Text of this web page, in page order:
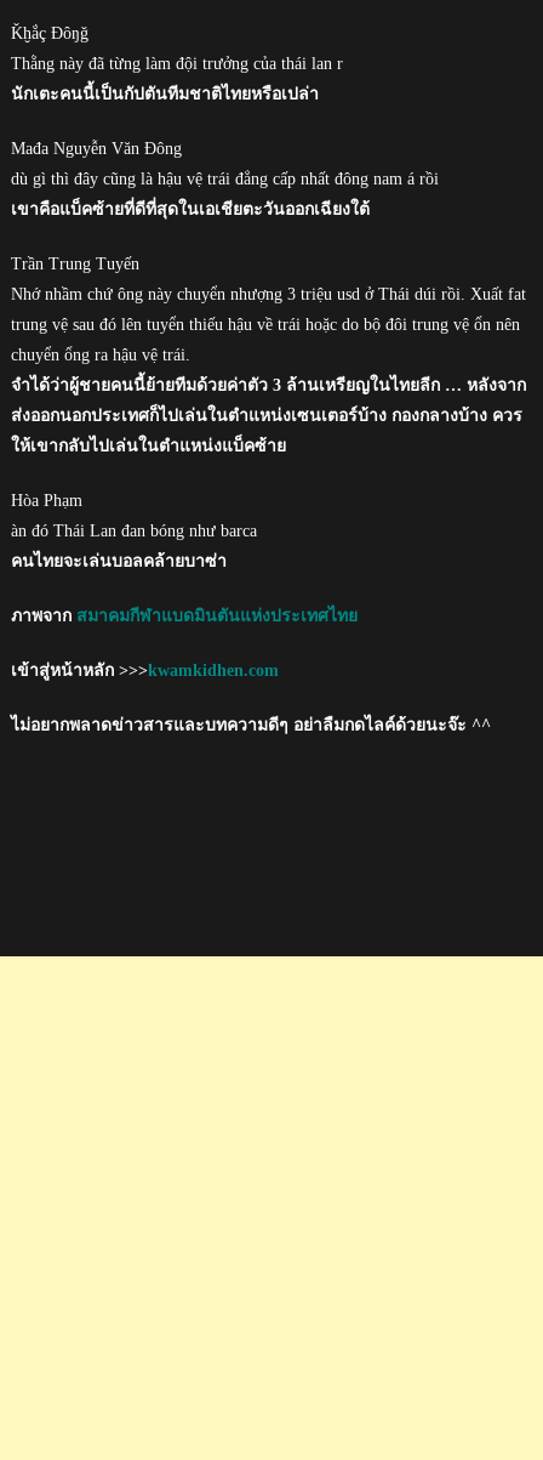
Ǩḫắç Ðȏŋǧ
Thằng này đã từng làm đội trưởng của thái lan r
นักเตะคนนี้เป็นกัปตันทีมชาติไทยหรือเปล่า
Mađa Nguyễn Văn Đông
dù gì thì đây cũng là hậu vệ trái đẳng cấp nhất đông nam á rồi
เขาคือแบ็คซ้ายที่ดีที่สุดในเอเชียตะวันออกเฉียงใต้
Trần Trung Tuyến
Nhớ nhầm chứ ông này chuyển nhượng 3 triệu usd ở Thái dúi rồi. Xuất fat
trung vệ sau đó lên tuyển thiếu hậu về trái hoặc do bộ đôi trung vệ ổn nên
chuyển ổng ra hậu vệ trái.
จำได้ว่าผู้ชายคนนี้ย้ายทีมด้วยค่าตัว 3 ล้านเหรียญในไทยลีก … หลังจาก
ส่งออกนอกประเทศก็ไปเล่นในตำแหน่งเซนเตอร์บ้าง กองกลางบ้าง ควร
ให้เขากลับไปเล่นในตำแหน่งแบ็คซ้าย
Hòa Phạm
àn đó Thái Lan đan bóng như barca
คนไทยจะเล่นบอลคล้ายบาซ่า
ภาพจาก สมาคมกีฬาแบดมินตันแห่งประเทศไทย
เข้าสู่หน้าหลัก >>>kwamkidhen.com
ไม่อยากพลาดข่าวสารและบทความดีๆ อย่าลืมกดไลค์ด้วยนะจ๊ะ ^^